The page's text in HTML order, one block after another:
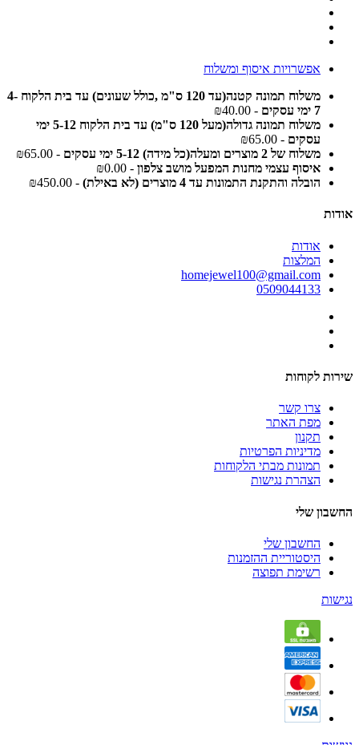
אפשרויות איסוף ומשלוח
משלוח תמונה קטנה(עד 120 ס"מ ,כולל שעונים) עד בית הלקוח 4-
7 ימי עסקים
- ₪40.00
משלוח תמונה גדולה(מעל 120 ס"מ) עד בית הלקוח 5-12 ימי
עסקים - ₪65.00
משלוח של 2 מוצרים ומעלה(כל מידה) 5-12 ימי עסקים
- ₪65.00
איסוף עצמי מחנות המפעל מושב צלפון - ₪0.00
הובלה והתקנת התמונות עד 4 מוצרים (לא באילת)
- ₪450.00
אודות
אודות
המלצות
homejewel100@gmail.com
0509044133
שירות לקוחות
צרו קשר
מפת האתר
תקנון
מדיניות הפרטיות
תמונות מבתי הלקוחות
הצהרת נגישות
החשבון שלי
החשבון שלי
היסטוריית ההזמנות
רשימת תפוצה
נגישות